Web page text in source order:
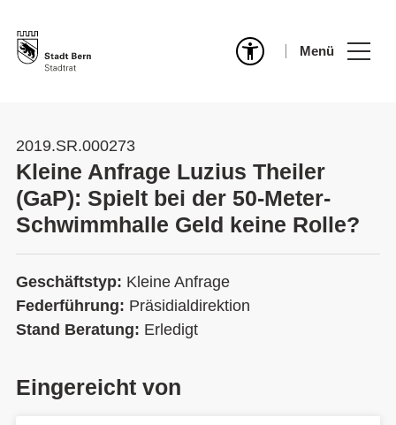
Menü
2019.SR.000273
Kleine Anfrage Luzius Theiler
(GaP): Spielt bei der 50-Meter-
Schwimmhalle Geld keine Rolle?
Geschäftstyp: Kleine Anfrage
Federführung: Präsidialdirektion
Stand Beratung: Erledigt
Eingereicht von